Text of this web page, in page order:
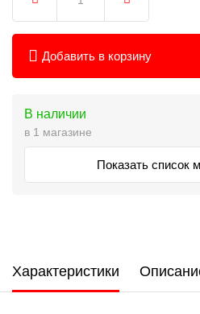
Добавить в корзину
В наличии
в 1 магазине
Показать список
Характеристики